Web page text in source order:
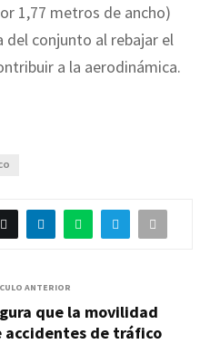
1,77 metros de ancho)
del conjunto al rebajar el
a la aerodinámica.
ANTERIOR
que la movilidad
accidentes de tráfico